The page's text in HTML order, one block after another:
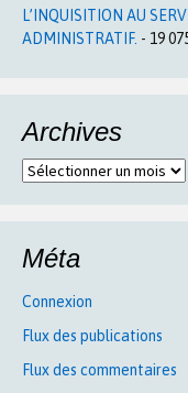
L’INQUISITION AU
ADMINISTRATIF. - 19
Archives
Archives
Méta
Connexion
Flux des publications
Flux des commentaires